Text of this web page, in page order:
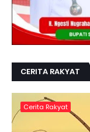
CERITA RAKYAT
Cerita Rakyat